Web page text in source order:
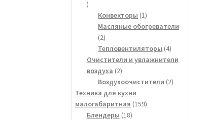
7
товаров
Конвекторы 11
товар
Масляные обогреватели
22
товара
Тепловентиляторы 44
товара
Очистители и увлажнители
воздуха 22
товара
Воздухоочистители 22
Техника для кухни
малогабаритная 159159
Блендеры 1818